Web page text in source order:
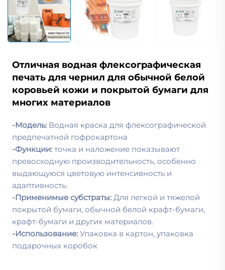
Отличная водная флексографическая
печать для чернил для обычной белой
коровьей кожи и покрытой бумаги для
многих материалов
-Модель: Водная краска для флексографической
предпечатной гофрокартона
-Функции: точка и наложение показывают
превосходную производительность, особенно
выдающуюся цветовую интенсивность и
адаптивность.
-Применимые субстраты: Для легкой и тяжелой
покрытой бумаги, обычной белой крафт-бумаги,
крафт-бумаги и других материалов.
-Использование: Упаковка в картон, упаковка
подарочных коробок